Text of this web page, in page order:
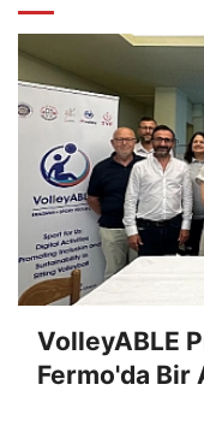
VolleyABLE
Fermo'da Bir